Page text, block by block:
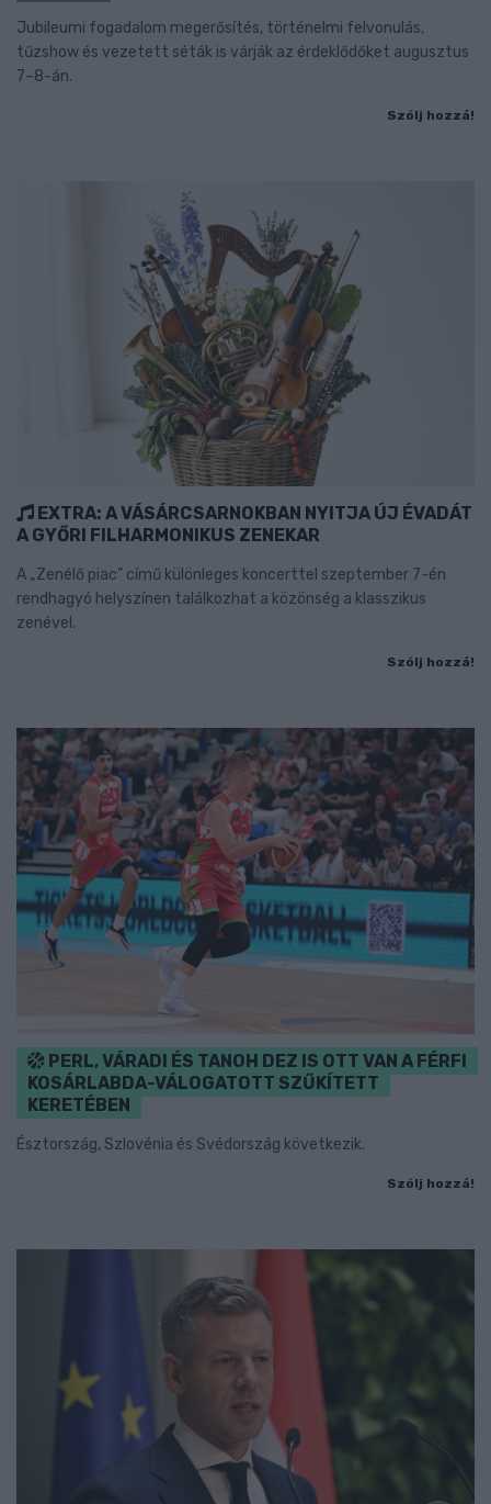
Jubileumi fogadalom megerősítés, történelmi felvonulás,
tűzshow és vezetett séták is várják az érdeklődőket augusztus
7–8-án.
Szólj hozzá!
EXTRA: A VÁSÁRCSARNOKBAN NYITJA ÚJ ÉVADÁT
A GYŐRI FILHARMONIKUS ZENEKAR
A „Zenélő piac” című különleges koncerttel szeptember 7-én
rendhagyó helyszínen találkozhat a közönség a klasszikus
zenével.
Szólj hozzá!
PERL, VÁRADI ÉS TANOH DEZ IS OTT VAN A FÉRFI
KOSÁRLABDA-VÁLOGATOTT SZŰKÍTETT
KERETÉBEN
Észtország, Szlovénia és Svédország következik.
Szólj hozzá!